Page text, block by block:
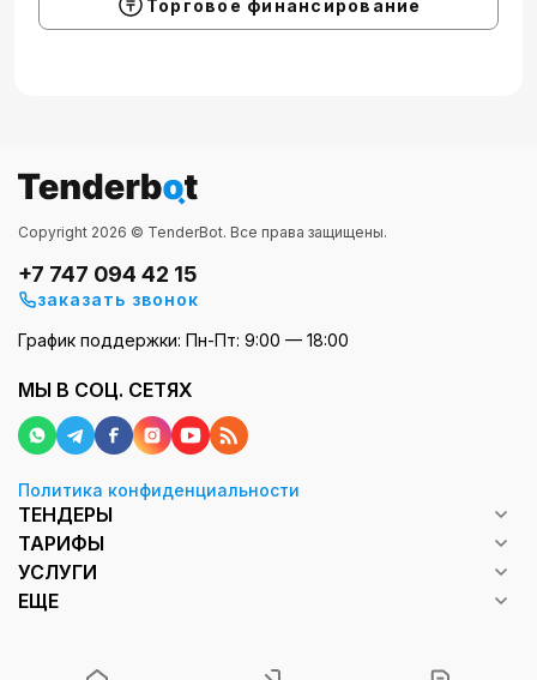
Торговое финансирование
Copyright 2026 © TenderBot. Все права защищены.
+7 747 094 42 15
заказать звонок
График поддержки: Пн-Пт: 9:00 — 18:00
МЫ В СОЦ. СЕТЯХ
Политика конфиденциальности
ТЕНДЕРЫ
ТАРИФЫ
УСЛУГИ
ЕЩЕ